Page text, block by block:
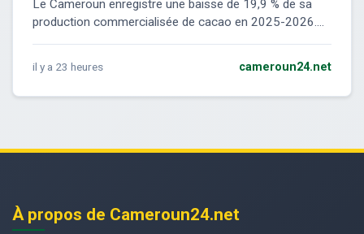
Le Cameroun enregistre une baisse de 19,9 % de sa
production commercialisée de cacao en 2025-2026....
il y a 23 heures cameroun24.net
À propos de Cameroun24.net